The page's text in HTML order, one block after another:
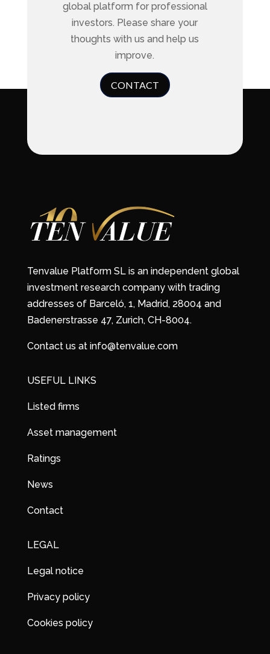
global platform for professional
investors. Please share your
thoughts with us and help us
improve.
CONTACT
Tenvalue Platform SL is an independent global
investment research company with trading
addresses of Barceló, 1, Madrid, 28004 and
Badenerstrasse 47, Zurich, CH-8004.
Contact us at info@tenvalue.com
USEFUL LINKS
Listed firms
Asset management
Ratings
News
Contact
LEGAL
Legal notice
Privacy policy
Cookies policy